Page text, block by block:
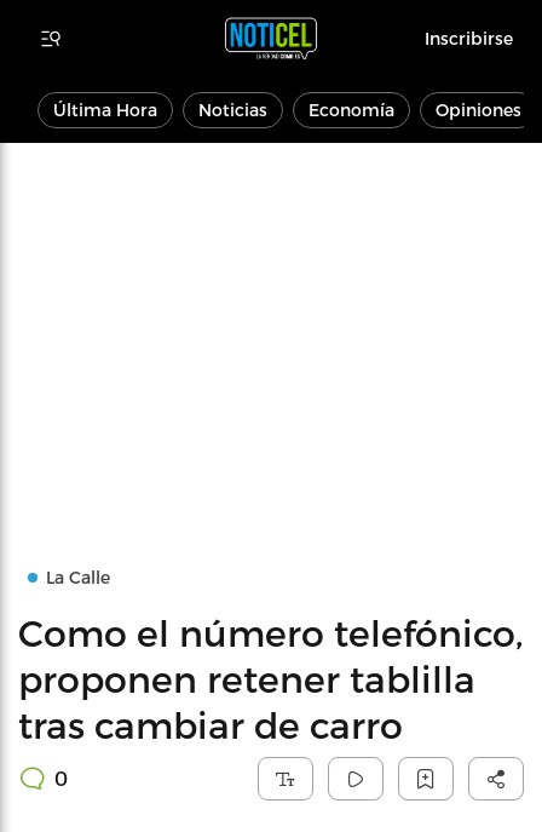
Inscribirse
Última Hora Noticias Economía Opiniones
La Calle
Como el número telefónico,
proponen retener tablilla
tras cambiar de carro
0